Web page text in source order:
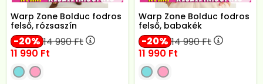
Warp Zone Bolduc fodros
felső, rózsaszín
20 14 990Ft
11 990 Ft
Warp Zone Bolduc fodros
felső, babakék
20 14 990Ft
11 990 Ft